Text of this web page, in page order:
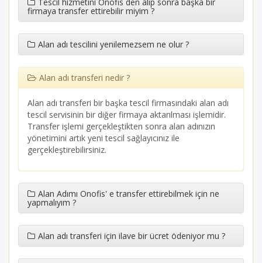
firmaya transfer ettirebilir miyim ?
Alan adı tescilini yenilemezsem ne olur ?
Alan adı transferi nedir ?
Alan adı transferi bir başka tescil firmasındaki alan adı
tescil servisinin bir diğer firmaya aktarılması işlemidir.
Transfer işlemi gerçekleştikten sonra alan adınızın
yönetimini artık yeni tescil sağlayıcınız ile
gerçekleştirebilirsiniz.
Alan Adımı Onofis' e transfer ettirebilmek için ne
yapmalıyım ?
Alan adı transferi için ilave bir ücret ödeniyor mu ?